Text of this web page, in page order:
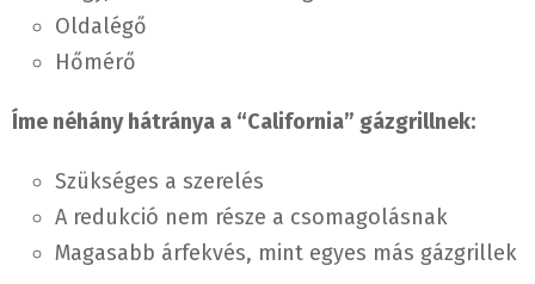
Oldalégő
Hőmérő
Íme néhány hátránya a “California” gázgrillnek:
Szükséges a szerelés
A redukció nem része a csomagolásnak
Magasabb árfekvés, mint egyes más gázgrillek